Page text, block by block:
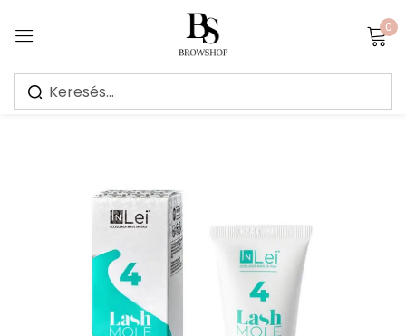
0
Sign in
Jegyezz meg
Bejelentkezés
Create an account